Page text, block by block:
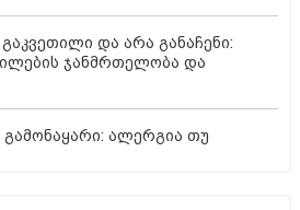
და არა განაჩენი:
ჯანმრთელობა და
გამონაყარი: ალერგია თუ